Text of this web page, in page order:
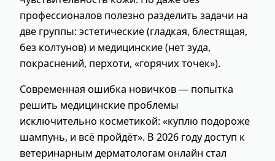
профессионалов полезно разделить задачи на
две группы: эстетические (гладкая, блестящая,
без колтунов) и медицинские (нет зуда,
покраснений, перхоти, «горячих точек»).
Современная ошибка новичков — попытка
решить медицинские проблемы
исключительно косметикой: «куплю подороже
шампунь, и всё пройдёт». В 2026 году доступ к
ветеринарным дерматологам онлайн стал